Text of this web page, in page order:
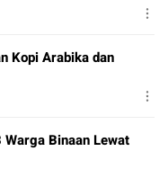
Kopi Arabika dan
Binaan Lewat